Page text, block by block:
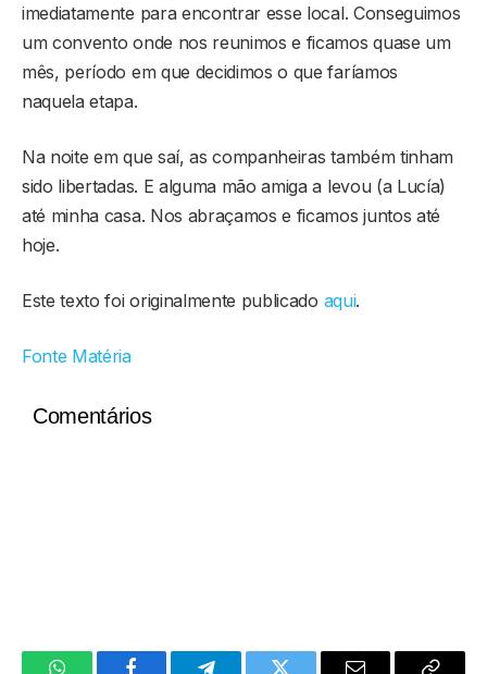
imediatamente para encontrar esse local. Conseguimos
um convento onde nos reunimos e ficamos quase um
mês, período em que decidimos o que faríamos
naquela etapa.
Na noite em que saí, as companheiras também tinham
sido libertadas. E alguma mão amiga a levou (a Lucía)
até minha casa. Nos abraçamos e ficamos juntos até
hoje.
Este texto foi originalmente publicado aqui.
Fonte Matéria
Comentários